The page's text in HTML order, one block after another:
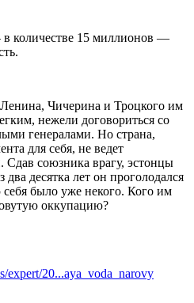
количестве 15 миллионов —
Чичерина и Троцкого им
нежели договориться со
генералами. Но страна,
для себя, не ведет
Сдав союзника врагу, эстонцы
десятка лет он проголодался
было уже некого. Кого им
оккупацию?
expert/20...aya_voda_narovy